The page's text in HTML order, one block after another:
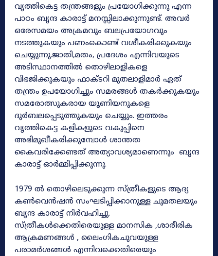
വൃത്തികെട്ട തന്ത്രങ്ങളും പ്രയോഗിക്കുന്നു എന്ന
പാഠം ബൃന്ദ കാരാട്ട് മനസ്സിലാക്കുന്നുണ്ട്. അവർ
ഒരേസമയം അക്രമവും ബലപ്രയോഗവും
നടത്തുകയും പണംകൊണ്ട് വശീകരിക്കുകയും
ചെയ്യുന്നു.ജാതി,മതം, പ്രദേശം എന്നിവയുടെ
അടിസ്ഥാനത്തിൽ തൊഴിലാളികളെ
വിഭജിക്കുകയും ഫാക്ടറി മുതലാളിമാർ ഏത്
തന്ത്രം ഉപയോഗിച്ചും സമരങ്ങൾ തകർക്കുകയും
സമരോത്സുകരായ യൂണിയനുകളെ
ദുർബലപ്പെടുത്തുകയും ചെയ്യും. ഇത്തരം
വൃത്തികെട്ട കളികളുടെ വകുപ്പിനെ
അഭിമുഖീകരിക്കുമ്പോൾ ശാന്തത
കൈവരിക്കേണ്ടത് അത്യാവശ്യമാണെന്നും ബൃന്ദ
കാരാട്ട് ഓർമ്മിപ്പിക്കുന്നു.
1979 ൽ തൊഴിലെടുക്കുന്ന സ്ത്രീകളുടെ ആദ്യ
കൺവെൻഷൻ സംഘടിപ്പിക്കാനുള്ള ചുമതലയും
ബൃന്ദ കാരാട്ട് നിർവഹിച്ചു.
സ്ത്രീകൾക്കെതിരെയുള്ള മാനസിക ,ശാരീരിക
ആക്രമണങ്ങൾ , ലൈംഗികചുവയുള്ള
പരാമർശങ്ങൾ എന്നിവക്കെതിരെയും